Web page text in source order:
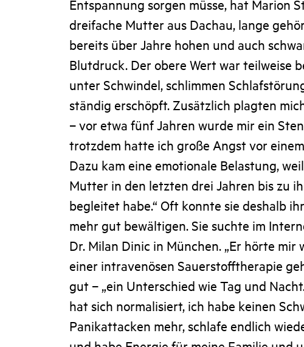
Entspannung sorgen müsse, hat Marion
dreifache Mutter aus Dachau, lange
bereits über Jahre hohen und auch
Blutdruck. Der obere Wert war teilweise
unter Schwindel, schlimmen
ständig erschöpft. Zusätzlich plagten
– vor etwa fünf Jahren wurde mir ein
trotzdem hatte ich große Angst vor
Dazu kam eine emotionale Belastung,
Mutter in den letzten drei Jahren bis zu
begleitet habe.“ Oft konnte sie deshalb
mehr gut bewältigen. Sie suchte im
Dr. Milan Dinic in München. „Er hörte mir
einer intravenösen Sauerstofftherapie
gut – „ein Unterschied wie Tag und
hat sich normalisiert, ich habe keinen
Panikattacken mehr, schlafe endlich